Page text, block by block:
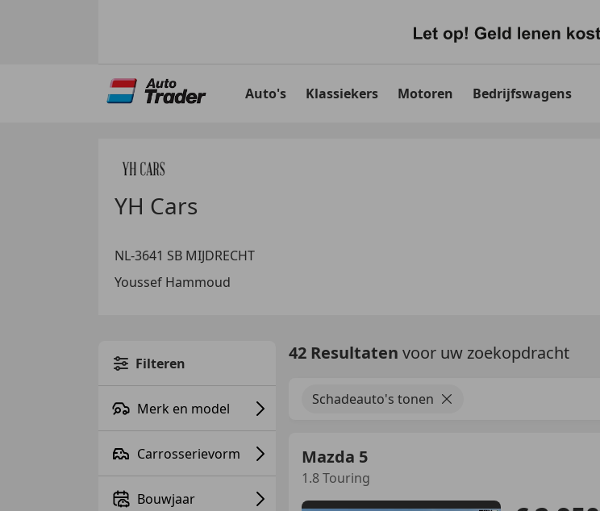
Auto's Klassiekers Motoren Bedrijfswagens
YH Cars
NL-3641 SB MIJDRECHT
Youssef Hammoud
Filteren
Merk en model
Carrosserievorm
Bouwjaar
42 Resultaten voor uw zoekopdracht
Schadeauto's tonen
Mazda 5
1.8 Touring